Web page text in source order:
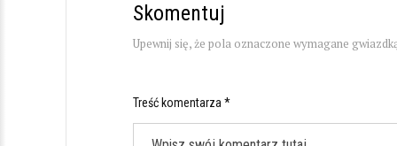
Skomentuj
Upewnij się, że pola oznaczone wymagane
Treść komentarza *